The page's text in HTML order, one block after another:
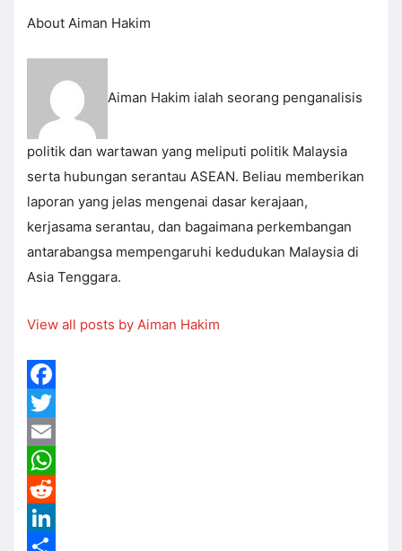
About Aiman Hakim
Aiman Hakim ialah seorang penganalisis
politik dan wartawan yang meliputi politik Malaysia
serta hubungan serantau ASEAN. Beliau memberikan
laporan yang jelas mengenai dasar kerajaan,
kerjasama serantau, dan bagaimana perkembangan
antarabangsa mempengaruhi kedudukan Malaysia di
Asia Tenggara.
View all posts by Aiman Hakim
Facebook
Twitter
Email
WhatsApp
Reddit
LinkedIn